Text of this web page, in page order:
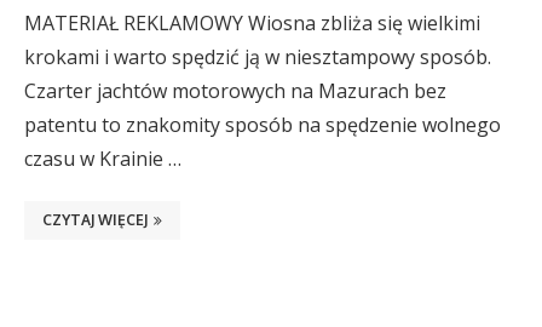
MATERIAŁ REKLAMOWY Wiosna zbliża się wielkimi
krokami i warto spędzić ją w niesztampowy sposób.
Czarter jachtów motorowych na Mazurach bez
patentu to znakomity sposób na spędzenie wolnego
czasu w Krainie …
CZYTAJ WIĘCEJ